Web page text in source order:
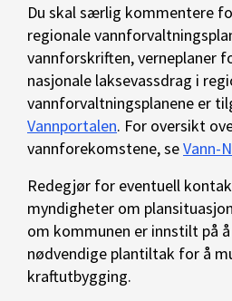
Du skal særlig kommentere
regionale
vannforskriften, verneplaner
nasjonale laksevassdrag i
vannforvaltningsplanene er
Vannportalen. For oversikt
vannforekomstene, seVann-
Redegjør for eventuell
myndigheter om
om kommunen er innstilt på
nødvendige plantiltak for å
kraftutbygging.